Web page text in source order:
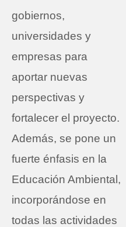
gobiernos,
universidades y
empresas para
aportar nuevas
perspectivas y
fortalecer el proyecto.
Además, se pone un
fuerte énfasis en la
Educación Ambiental,
incorporándose en
todas las actividades